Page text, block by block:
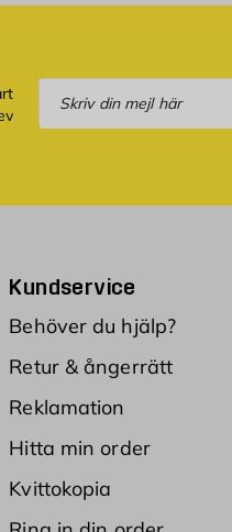
Prenumerera
Kundservice
Behöver du hjälp?
Retur & ångerrätt
Reklamation
Hitta min order
Kvittokopia